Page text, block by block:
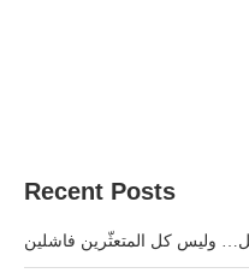
Recent Posts
وليس كل المتعثّرين فاشلين